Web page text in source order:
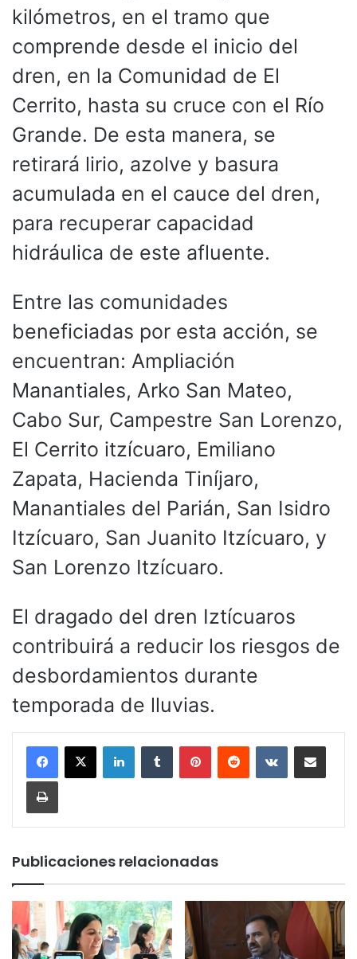
kilómetros, en el tramo que
comprende desde el inicio del
dren, en la Comunidad de El
Cerrito, hasta su cruce con el Río
Grande. De esta manera, se
retirará lirio, azolve y basura
acumulada en el cauce del dren,
para recuperar capacidad
hidráulica de este afluente.
Entre las comunidades
beneficiadas por esta acción, se
encuentran: Ampliación
Manantiales, Arko San Mateo,
Cabo Sur, Campestre San Lorenzo,
El Cerrito itzícuaro, Emiliano
Zapata, Hacienda Tiníjaro,
Manantiales del Parián, San Isidro
Itzícuaro, San Juanito Itzícuaro, y
San Lorenzo Itzícuaro.
El dragado del dren Iztícuaros
contribuirá a reducir los riesgos de
desbordamientos durante
temporada de lluvias.
LinkedInTumblr PinterestReddit VKontakteCompartir por
Imprimir
Publicaciones relacionadas